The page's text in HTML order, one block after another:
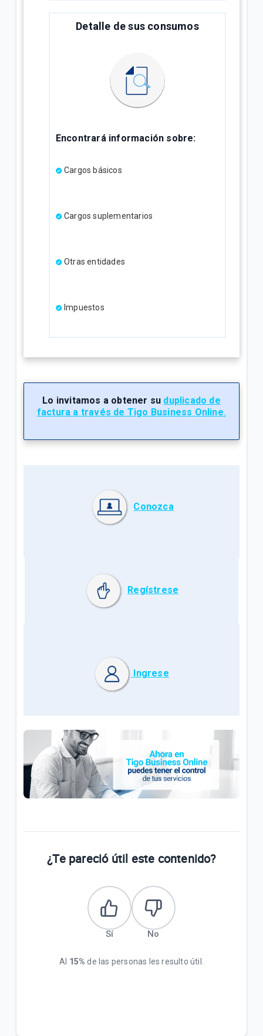
Detalle de sus consumos
Encontrará información sobre:
Cargos básicos
Cargos suplementarios
Otras entidades
Impuestos
Lo invitamos a obtener su duplicado de
factura a través de Tigo Business Online.
Conozca
Regístrese
Ingrese
¿Te pareció útil este contenido?
Sí No
Al 15% de las personas les resulto útil.